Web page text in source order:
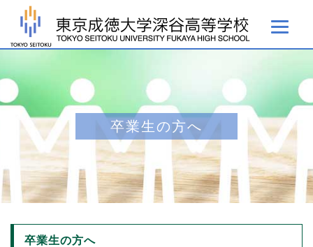
卒業生の方へ
卒業生の方へ